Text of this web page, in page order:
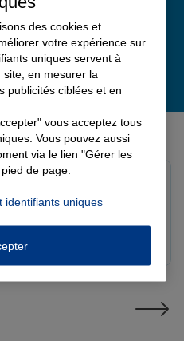
agences Allianz
et ces conseils précieux.
impeccable
des cookies et
votre expérience sur
uniques servent à
en mesurer la
publicités ciblées et en
vous acceptez tous
Vous pouvez aussi
via le lien "Gérer les
de page.
identifiants uniques